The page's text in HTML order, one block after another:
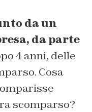
da un
da parte
4 anni, delle
Cosa
scomparso?